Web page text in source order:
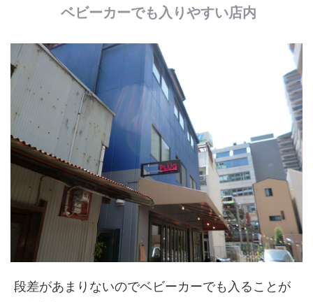
ベビーカーでも入りやすい店内
段差があまりないのでベビーカーでも入ることが